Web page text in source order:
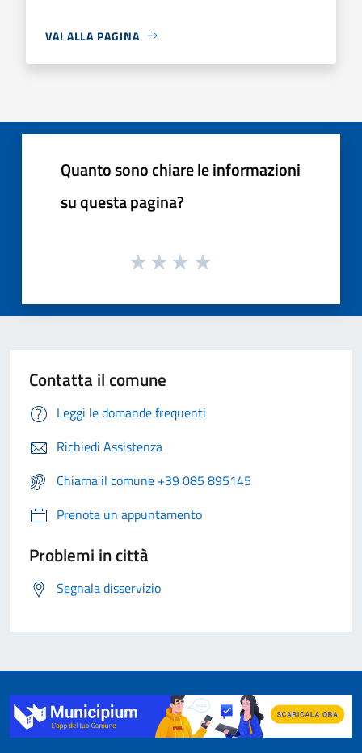
VAI ALLA PAGINA
Quanto sono chiare le informazioni
su questa pagina?
Contatta il comune
Leggi le domande frequenti
Richiedi Assistenza
Chiama il comune +39 085 895145
Prenota un appuntamento
Problemi in città
Segnala disservizio